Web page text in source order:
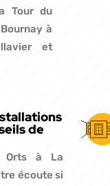
Tour du
à
et
de
Orts à La
écoute si